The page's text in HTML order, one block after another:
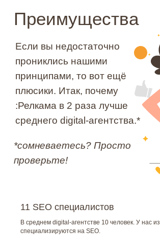
11 SEO специалистов
В среднем digital-агентстве 10 человек. У нас из
специализируются на SEO.
Команда зубастых SEO
экспертов
интернет-
магазина будут
работать вот эти
красавцы